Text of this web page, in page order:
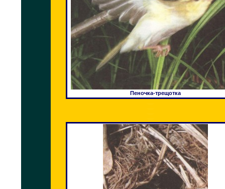
Пеночка-трещотка